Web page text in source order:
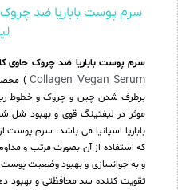
سرم پوست باباریا ضد چروک حاوی کلاژن
Collagen Vegan Serum
)
برطرف شدن چین و چروک و خطوط
موثر در لیفتینگ قوی و بهبود شل
باباریا اسپانیا می باشد. سرم
که استفاده از آن بصورت مرتب و
و به جوانسازی و بهبود وضعیت
تقویت کننده سد محافظتی و بهبود